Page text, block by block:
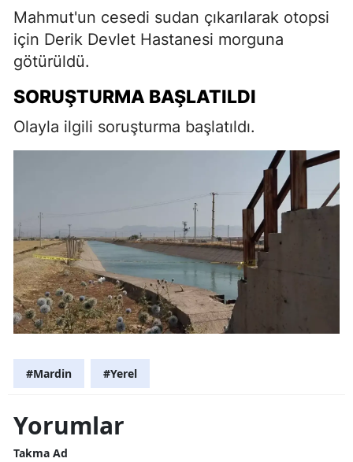
Mahmut'un cesedi sudan çıkarılarak otopsi
için Derik Devlet Hastanesi morguna
götürüldü.
SORUŞTURMA BAŞLATILDI
Olayla ilgili soruşturma başlatıldı.
#Mardin #Yerel
Yorumlar
Takma Ad